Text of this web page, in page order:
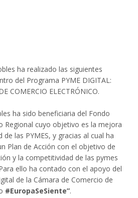
ha realizado las siguientes
del Programa PYME DIGITAL:
COMERCIO ELECTRÓNICO.
ha sido beneficiaria del Fondo
Regional cuyo objetivo es la mejora
las PYMES, y gracias al cual ha
Plan de Acción con el objetivo de
y la competitividad de las pymes
ello ha contado con el apoyo del
de la Cámara de Comercio de
#EuropaSeSiente”.